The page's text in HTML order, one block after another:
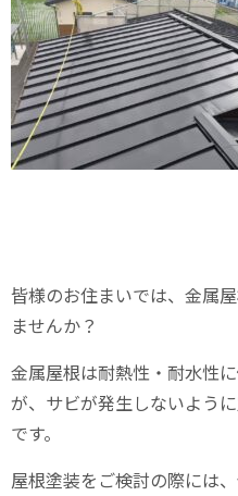
皆様のお住まいでは、金属
ませんか？
金属屋根は耐熱性・耐水性
が、サビが発生しないよう
です。
屋根塗装をご検討の際には